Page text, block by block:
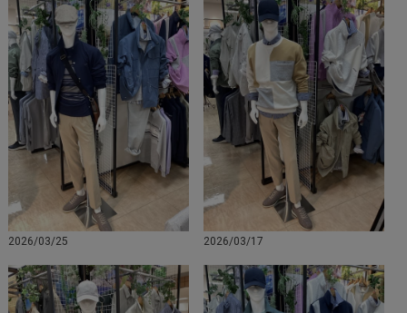
2026/03/25 2026/03/17